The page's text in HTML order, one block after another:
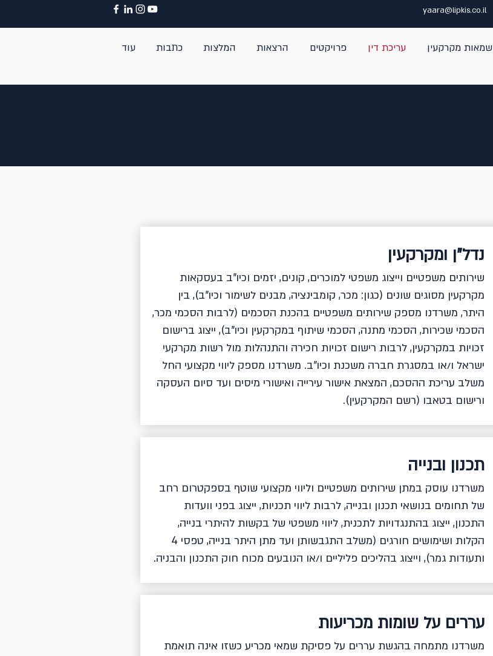
yaara@lipkis.co.il
שמאות מקרקעין עריכת דין פרויקטים הרצאות המלצות כתבות עוד
נדל"ן ומקרקעין
שירותים משפטיים וייצוג משפטי למוכרים, קונים, יזמים וכיו"ב בעסקאות
מקרקעין מסוגים שונים (כגון: מכר, קומבינציה, מבנים לשימור וכיו"ב), בין
היתר, משרדנו מספק שירותים משפטיים בהכנת הסכמים (לרבות הסכמי מכר,
הסכמי שכירות, הסכמי מתנה, הסכמי שיתוף במקרקעין וכיו"ב), ייצוג ברישום
זכויות במקרקעין, לרבות רישום זכויות חכירה והתנהלות מול רשות מקרקעי
ישראל ו/או במסגרת חברה משכנת וכיו"ב. משרדנו מספק ליווי מקצועי החל
משלב עריכת ההסכם, המצאת אישור עירייה ואישורי מיסים ועד סיום העסקה
ורישום בטאבו (רשם המקרקעין).
תכנון ובנייה
משרדנו עוסק במתן שירותים משפטיים וליווי מקצועי שוטף בספקטרום רחב
של תחומים בנושאי תכנון ובנייה, לרבות ליווי תכניות, ייצוג בפני וועדות
התכנון, ייצוג בהתנגדויות לתכנית, ליווי משפטי של בקשות להיתרי בנייה,
הקלות ושימושים חורגים (משלב התגבשותן ועד מתן היתר בנייה, טפסי 4
ותעודות גמר), וייצוג בהליכים פליליים ו/או הנובעים מכוח חוק התכנון והבניה.
עררים על שומות מכריעות
משרדנו מתמחה בהגשת עררים על פסיקת שמאי מכריע כשזו אינה תואמת